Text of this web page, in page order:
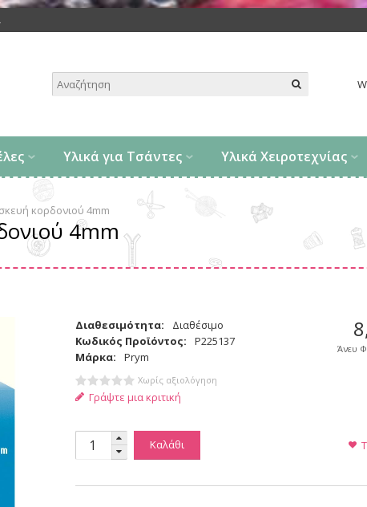
.
Υλικά για Τσάντες Υλικά Χειροτεχνίας
κορδονιού 4mm
4mm
8
Άνευ
Διαθεσιμότητα:
Διαθέσιμο
Κωδικός Προϊόντος:
P225137
Μάρκα:
Prym
Χωρίς αξιολόγηση
Γράψτε μια κριτική
Καλάθι